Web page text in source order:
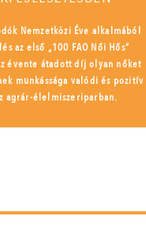
Nemzetközi Éve alkalmából
az első „100 FAO Női Hős”
évente átadott díj olyan nőket
munkássága valódi és pozitív
agrár-élelmiszeriparban.